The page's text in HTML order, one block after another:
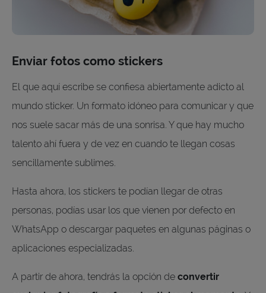
Enviar fotos como stickers
El que aquí escribe se confiesa abiertamente adicto al
mundo sticker. Un formato idóneo para comunicar y que
nos suele sacar más de una sonrisa. Y que hay mucho
talento ahí fuera y de vez en cuando te llegan cosas
sencillamente sublimes.
Hasta ahora, los stickers te podían llegar de otras
personas, podías usar los que vienen por defecto en
WhatsApp o descargar paquetes en algunas páginas o
aplicaciones especializadas.
A partir de ahora, tendrás la opción de convertir